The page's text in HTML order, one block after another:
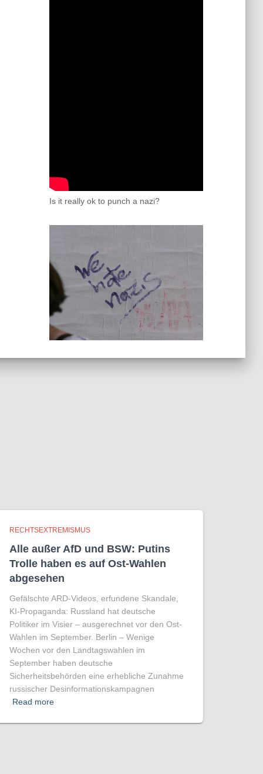
Is it really ok to punch a nazi?
RECHTSEXTREMISMUS
Alle außer AfD und BSW: Putins
Trolle haben es auf Ost-Wahlen
abgesehen
Gefälschte ARD-Videos, erfundene Skandale,
KI-Propaganda: Russland hat deutsche
Politiker im Visier – ausgerechnet vor den Ost-
Wahlen im September. Berlin – Wenige
Wochen vor den Landtagswahlen im
September haben deutsche
Sicherheitsbehörden eine erhebliche Zunahme
russischer Desinformationskampagnen
Read more